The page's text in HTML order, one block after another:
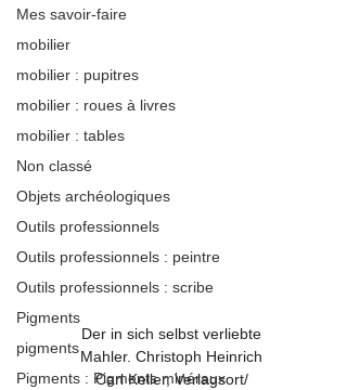
Mes savoir-faire
mobilier
mobilier : pupitres
mobilier : roues à livres
mobilier : tables
Non classé
Objets archéologiques
Outils professionnels
Outils professionnels : peintre
Outils professionnels : scribe
Pigments
pigments
Pigments : Pigments minéraux
Der in sich selbst verliebte
Mahler. Christoph Heinrich
Carl Keller, Verlagsort/